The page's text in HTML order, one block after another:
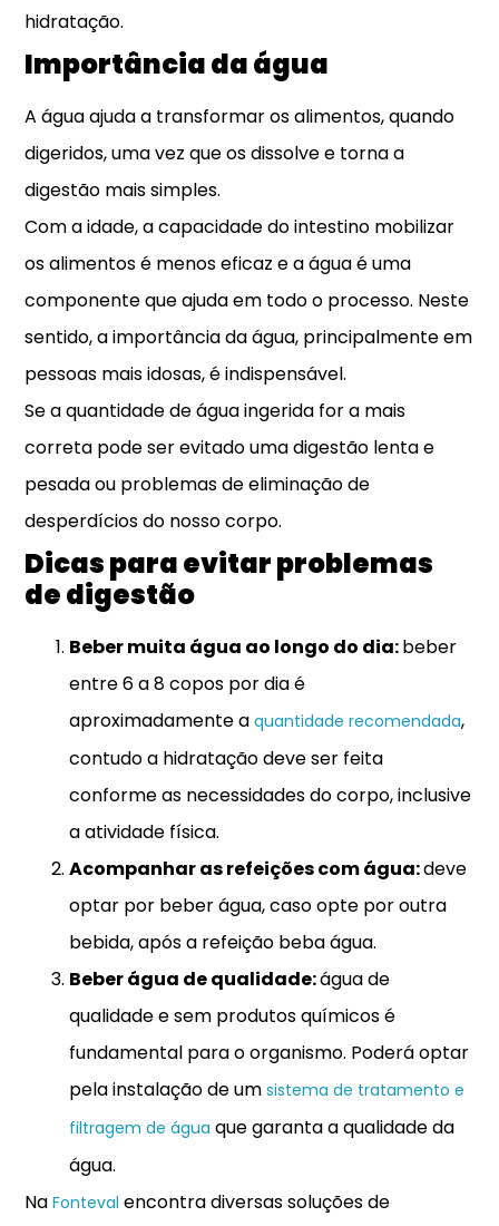
hidratação.
Importância da água
A água ajuda a transformar os alimentos, quando
digeridos, uma vez que os dissolve e torna a
digestão mais simples.
Com a idade, a capacidade do intestino mobilizar
os alimentos é menos eficaz e a água é uma
componente que ajuda em todo o processo. Neste
sentido, a importância da água, principalmente em
pessoas mais idosas, é indispensável.
Se a quantidade de água ingerida for a mais
correta pode ser evitado uma digestão lenta e
pesada ou problemas de eliminação de
desperdícios do nosso corpo.
Dicas para evitar problemas
de digestão
Beber muita água ao longo do dia:beber
entre 6 a 8 copos por dia é
aproximadamente aquantidade recomendada,
contudo a hidratação deve ser feita
conforme as necessidades do corpo, inclusive
a atividade física.
Acompanhar as refeições com água:deve
optar por beber água, caso opte por outra
bebida, após a refeição beba água.
Beber água de qualidade:água de
qualidade e sem produtos químicos é
fundamental para o organismo. Poderá optar
pela instalação de umsistema de tratamento e
filtragem de água que garanta a qualidade da
água.
NaFonteval encontra diversas soluções de